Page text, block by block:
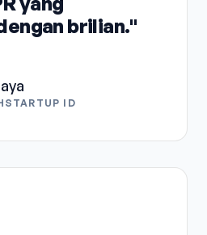
brilian."
ID